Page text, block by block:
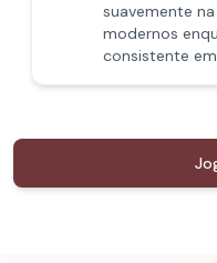
suavemente
modernos
consistente